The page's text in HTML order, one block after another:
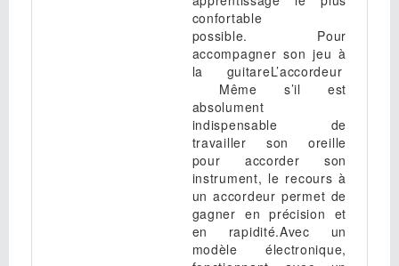
confortable
possible. Pour
accompagner son jeu à
la guitareL’accordeur
Même s’il est
absolument
indispensable de
travailler son oreille
pour accorder son
instrument, le recours à
un accordeur permet de
gagner en précision et
en rapidité.Avec un
modèle électronique,